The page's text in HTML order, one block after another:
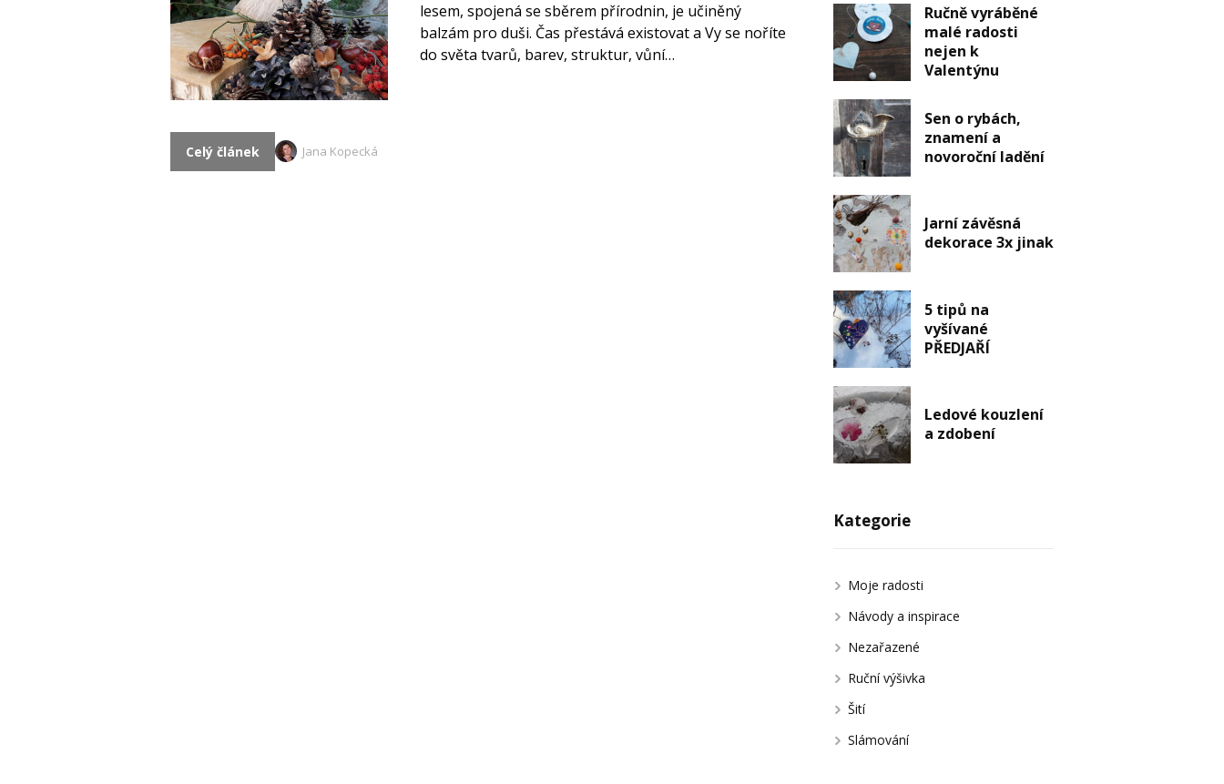
lesem, spojená se sběrem přírodnin, je učiněný
balzám pro duši. Čas přestává existovat a Vy se noříte
do světa tvarů, barev, struktur, vůní…
Celý článek Jana Kopecká
Ručně vyráběné
malé radosti
nejen k
Valentýnu
Sen o rybách,
znamení a
novoroční ladění
Jarní závěsná
dekorace 3x jinak
5 tipů na
vyšívané
PŘEDJAŘÍ
Ledové kouzlení
a zdobení
Kategorie
Moje radosti
Návody a inspirace
Nezařazené
Ruční výšivka
Šití
Slámování